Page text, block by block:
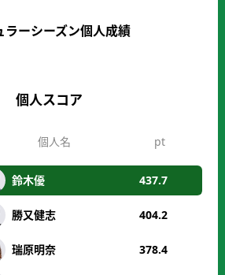
ラーシーズン個人成績
個人スコア
個人名 pt
鈴木優 437.7
勝又健志 404.2
瑞原明奈 378.4